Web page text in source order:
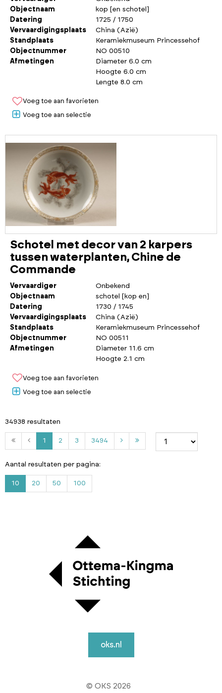
Objectnaam
kop [en schotel]
Datering
1725 / 1750
Vervaardigingsplaats
China (Azië)
Standplaats
Keramiekmuseum Princessehof
Objectnummer
NO 00510
Afmetingen
Diameter 6.0 cm
Hoogte 6.0 cm
Lengte 8.0 cm
Voeg toe aan favorieten
Voeg toe aan selectie
Schotel met decor van 2 karpers
tussen waterplanten, Chine de
Commande
Vervaardiger
Onbekend
Objectnaam
schotel [kop en]
Datering
1730 / 1745
Vervaardigingsplaats
China (Azië)
Standplaats
Keramiekmuseum Princessehof
Objectnummer
NO 00511
Afmetingen
Diameter 11.6 cm
Hoogte 2.1 cm
Voeg toe aan favorieten
Voeg toe aan selectie
34938 resultaten
1 2 3 3494
4
Aantal resultaten per pagina:
10 20 50 100
oks.nl
© OKS 2026